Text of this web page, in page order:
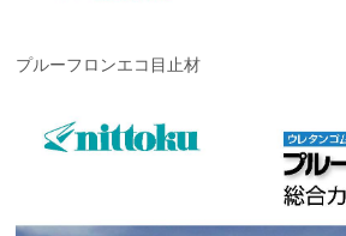
プルーフロンエコ目止材